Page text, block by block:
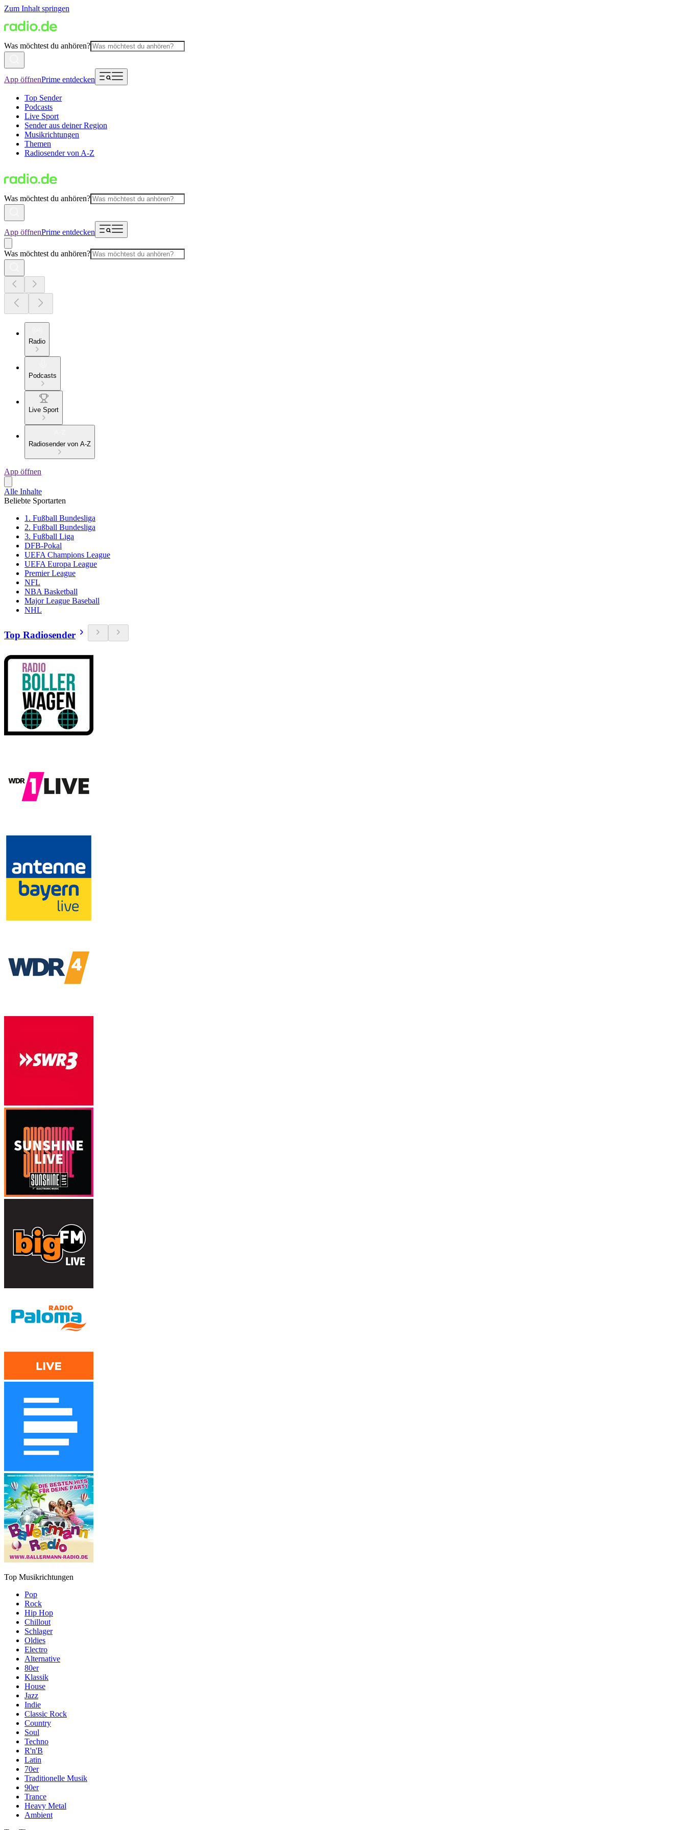
Zum Inhalt springen
Was möchtest du anhören?
App öffnenPrime entdecken
Top Sender
Podcasts
Live Sport
Sender aus deiner Region
Musikrichtungen
Themen
Radiosender von A-Z
Was möchtest du anhören?
App öffnenPrime entdecken
Was möchtest du anhören?
Radio
Podcasts
Live Sport
Radiosender von A-Z
App öffnen
Alle Inhalte
Beliebte Sportarten
1. Fußball Bundesliga
2. Fußball Bundesliga
3. Fußball Liga
DFB-Pokal
UEFA Champions League
UEFA Europa League
Premier League
NFL
NBA Basketball
Major League Baseball
NHL
Top Radiosender
Top Musikrichtungen
Pop
Rock
Hip Hop
Chillout
Schlager
Oldies
Electro
Alternative
80er
Klassik
House
Jazz
Indie
Classic Rock
Country
Soul
Techno
R'n'B
Latin
70er
Traditionelle Musik
90er
Trance
Heavy Metal
Ambient